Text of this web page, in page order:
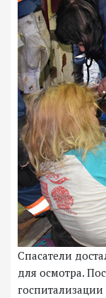
Спасатели
для осмотра.
госпитализации